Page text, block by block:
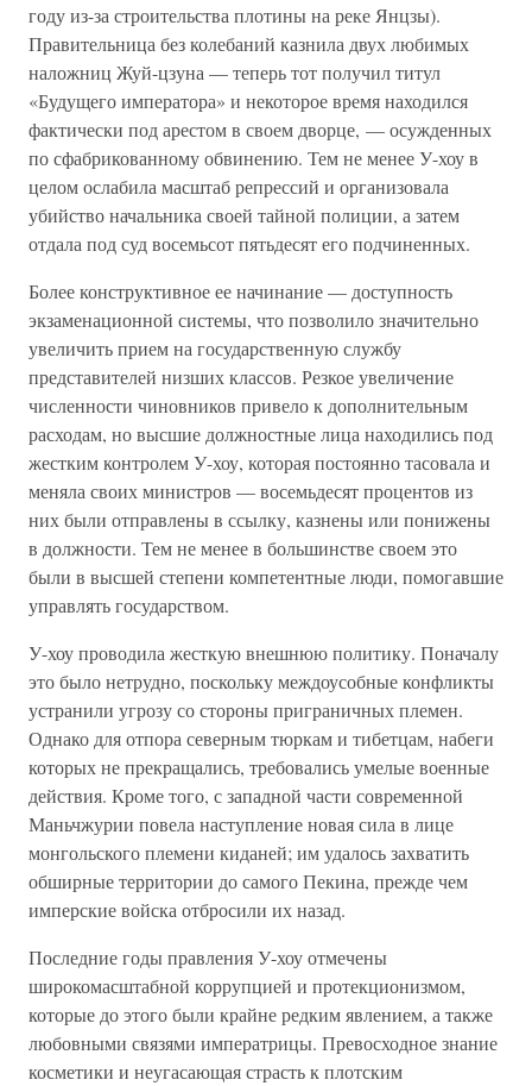
году из-за строительства плотины на реке Янцзы).
Правительница без колебаний казнила двух любимых
наложниц Жуй-цзуна — теперь тот получил титул
«Будущего императора» и некоторое время находился
фактически под арестом в своем дворце, — осужденных
по сфабрикованному обвинению. Тем не менее У-хоу в
целом ослабила масштаб репрессий и организовала
убийство начальника своей тайной полиции, а затем
отдала под суд восемьсот пятьдесят его подчиненных.
Более конструктивное ее начинание — доступность
экзаменационной системы, что позволило значительно
увеличить прием на государственную службу
представителей низших классов. Резкое увеличение
численности чиновников привело к дополнительным
расходам, но высшие должностные лица находились под
жестким контролем У-хоу, которая постоянно тасовала и
меняла своих министров — восемьдесят процентов из
них были отправлены в ссылку, казнены или понижены
в должности. Тем не менее в большинстве своем это
были в высшей степени компетентные люди, помогавшие
управлять государством.
У-хоу проводила жесткую внешнюю политику. Поначалу
это было нетрудно, поскольку междоусобные конфликты
устранили угрозу со стороны приграничных племен.
Однако для отпора северным тюркам и тибетцам, набеги
которых не прекращались, требовались умелые военные
действия. Кроме того, с западной части современной
Маньчжурии повела наступление новая сила в лице
монгольского племени киданей; им удалось захватить
обширные территории до самого Пекина, прежде чем
имперские войска отбросили их назад.
Последние годы правления У-хоу отмечены
широкомасштабной коррупцией и протекционизмом,
которые до этого были крайне редким явлением, а также
любовными связями императрицы. Превосходное знание
косметики и неугасающая страсть к плотским